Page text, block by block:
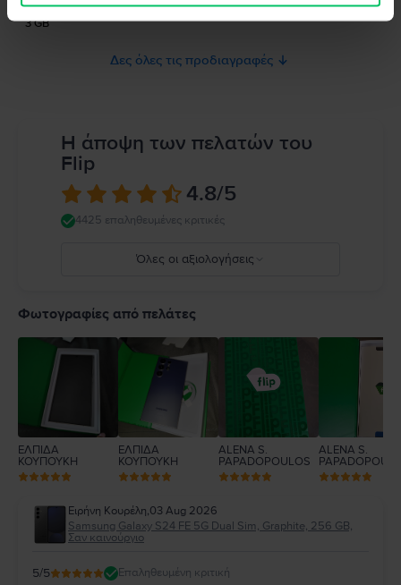
Μνήμη RAM
3 GB
Δες όλες τις προδιαγραφές
Η άποψη των πελατών του
Flip
4.8/5
4425 επαληθευμένες κριτικές
Όλες οι αξιολογήσεις
4
Φωτογραφίες από πελάτες
ΕΛΠΙΔΑ
ΚΟΥΠΟΥΚΗ
ΕΛΠΙΔΑ
ΚΟΥΠΟΥΚΗ
ALENA S.
PAPADOPOULOS
ALENA S.
Ειρήνη Κουρέλη,03 Aug 2026
Samsung Galaxy S24 FE 5G Dual Sim, Graphite, 256 GB,
Σαν καινούργιο
5/5 Επαληθευμένη κριτική